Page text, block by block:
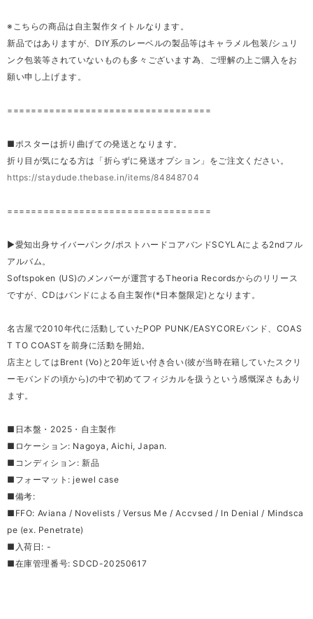
※こちらの商品は自主製作タイトルなります。
新品ではありますが、DIY系のレーベルの製品等はキャラメル包装/シュリ
ンク包装等されていないものも多々ございます為、ご理解の上ご購入をお
願い申し上げます。
==================================
■ポスターは折り曲げての発送となります。
折り目が気になる方は「折らずに発送オプション」をご注文ください。
https://staydude.thebase.in/items/84848704
==================================
▶︎愛知出身サイバーパンク/ポストハードコアバンドSCYLAによる2ndフル
アルバム。
Softspoken (US)のメンバーが運営するTheoria Recordsからのリリース
ですが、CDはバンドによる自主製作(*日本盤限定)となります。
名古屋で2010年代に活動していたPOP PUNK/EASYCOREバンド、COAS
T TO COASTを前身に活動を開始。
店主としてはBrent (Vo)と20年近い付き合い(彼が当時在籍していたスクリ
ーモバンドの頃から)の中で初めてフィジカルを扱うという感慨深さもあり
ます。
■日本盤・2025・自主製作
■ロケーション: Nagoya, Aichi, Japan.
■コンディション: 新品
■フォーマット: jewel case
■備考:
■FFO: Aviana / Novelists / Versus Me / Accvsed / In Denial / Mindsca
pe (ex. Penetrate)
■入荷日: -
■在庫管理番号: SDCD-20250617